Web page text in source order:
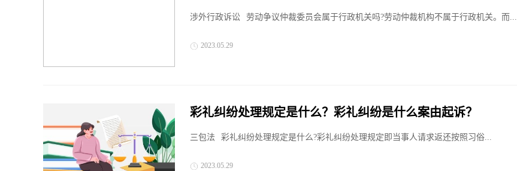
办？
涉外行政诉讼 劳动争议仲裁委员会属于行政机关吗?劳动仲裁机构不属于行政机关。而...
2023.05.29
彩礼纠纷处理规定是什么？彩礼纠纷是什么案由起诉？
三包法 彩礼纠纷处理规定是什么?彩礼纠纷处理规定即当事人请求返还按照习俗...
2023.05.29